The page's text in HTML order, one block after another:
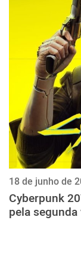
18 de junho de
Cyberpunk
pela segunda